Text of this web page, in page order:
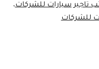
تاجير سيارات للشركات،
للشركات